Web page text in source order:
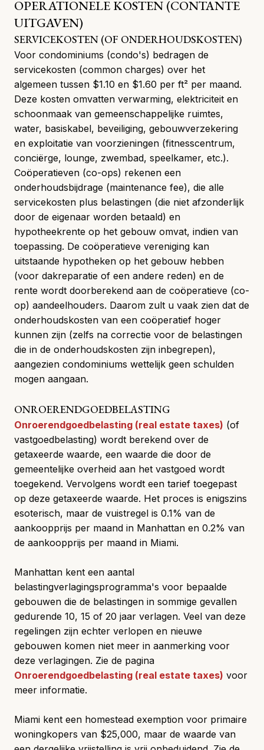
OPERATIONELE KOSTEN (CONTANTE
UITGAVEN)
SERVICEKOSTEN (OF ONDERHOUDSKOSTEN)
Voor condominiums (condo's) bedragen de
servicekosten (common charges) over het
algemeen tussen $1.10 en $1.60 per ft² per maand.
Deze kosten omvatten verwarming, elektriciteit en
schoonmaak van gemeenschappelijke ruimtes,
water, basiskabel, beveiliging, gebouwverzekering
en exploitatie van voorzieningen (fitnesscentrum,
conciërge, lounge, zwembad, speelkamer, etc.).
Coöperatieven (co-ops) rekenen een
onderhoudsbijdrage (maintenance fee), die alle
servicekosten plus belastingen (die niet afzonderlijk
door de eigenaar worden betaald) en
hypotheekrente op het gebouw omvat, indien van
toepassing. De coöperatieve vereniging kan
uitstaande hypotheken op het gebouw hebben
(voor dakreparatie of een andere reden) en de
rente wordt doorberekend aan de coöperatieve (co-
op) aandeelhouders. Daarom zult u vaak zien dat de
onderhoudskosten van een coöperatief hoger
kunnen zijn (zelfs na correctie voor de belastingen
die in de onderhoudskosten zijn inbegrepen),
aangezien condominiums wettelijk geen schulden
mogen aangaan.
ONROERENDGOEDBELASTING
Onroerendgoedbelasting (real estate taxes) (of
vastgoedbelasting) wordt berekend over de
getaxeerde waarde, een waarde die door de
gemeentelijke overheid aan het vastgoed wordt
toegekend. Vervolgens wordt een tarief toegepast
op deze getaxeerde waarde. Het proces is enigszins
esoterisch, maar de vuistregel is 0.1% van de
aankoopprijs per maand in Manhattan en 0.2% van
de aankoopprijs per maand in Miami.
Manhattan kent een aantal
belastingverlagingsprogramma's voor bepaalde
gebouwen die de belastingen in sommige gevallen
gedurende 10, 15 of 20 jaar verlagen. Veel van deze
regelingen zijn echter verlopen en nieuwe
gebouwen komen niet meer in aanmerking voor
deze verlagingen. Zie de pagina
Onroerendgoedbelasting (real estate taxes) voor
meer informatie.
Miami kent een homestead exemption voor primaire
woningkopers van $25,000, maar de waarde van